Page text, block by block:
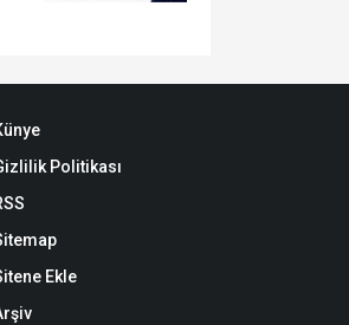
Politikası
Ekle